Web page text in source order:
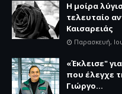
Η μοίρα
τελευταίο
Καισαρειάς
Παρασκευή,
«Έκλεισε"
που έλεγχε
Γιώργο...